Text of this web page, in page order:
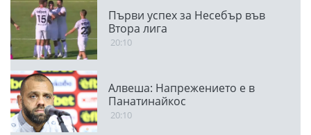
Първи успех за Несебър във
Втора лига
20:10
Алвеша: Напрежението е в
Панатинайкос
20:10